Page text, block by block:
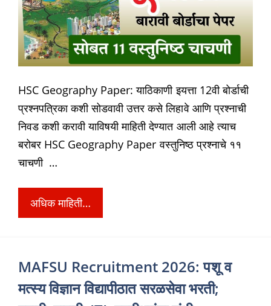
HSC Geography Paper: याठिकाणी इयत्ता 12वी बोर्डाची
प्रश्नपत्रिका कशी सोडवावी उत्तर कसे लिहावे आणि प्रश्नाची
निवड कशी करावी याविषयी माहिती देण्यात आली आहे त्याच
बरोबर HSC Geography Paper वस्तुनिष्ठ प्रश्नाचे ११
चाचणी …
अधिक माहिती…
MAFSU Recruitment 2026: पशू व
मत्स्य विज्ञान विद्यापीठात सरळसेवा भरती;